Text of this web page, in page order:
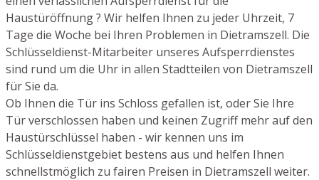
Haustüröffnung ? Wir helfen Ihnen zu jeder Uhrzeit, 7
Tage die Woche bei Ihren Problemen in Dietramszell. Die
Schlüsseldienst-Mitarbeiter unseres Aufsperrdienstes
sind rund um die Uhr in allen Stadtteilen von Dietramszell
für Sie da.
Ob Ihnen die Tür ins Schloss gefallen ist, oder Sie Ihre
Tür verschlossen haben und keinen Zugriff mehr auf den
Haustürschlüssel haben - wir kennen uns im
Schlüsseldienstgebiet bestens aus und helfen Ihnen
schnellstmöglich zu fairen Preisen in Dietramszell weiter.